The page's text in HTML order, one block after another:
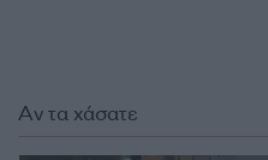
Αν τα χάσατε